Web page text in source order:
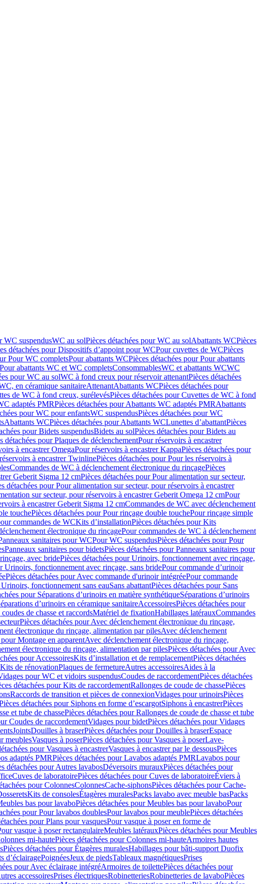
WC suspendusWC au solPièces détachées pour WC au solAbattants WCPièces
détachées pour Dispositifs d’appoint pour WCPour cuvettes de WCPièces
Pour WC completsPour abattants WCPièces détachées pour Pour abattants
Pour abattants WC et WC completsConsommablesWC et abattants WCWC
pour WC au solWC à fond creux pour réservoir attenantPièces détachées
en céramique sanitaireAttenantAbattants WCPièces détachées pour
de WC à fond creux, surélevésPièces détachées pour Cuvettes de WC à fond
adaptés PMRPièces détachées pour Abattants WC adaptés PMRAbattants
pour WC pour enfantsWC suspendusPièces détachées pour WC
Abattants WCPièces détachées pour Abattants WCLunettes d’abattantPièces
pour Bidets suspendusBidets au solPièces détachées pour Bidets au
détachées pour Plaques de déclenchementPour réservoirs à encastrer
à encastrer OmegaPour réservoirs à encastrer KappaPièces détachées pour
à encastrer TwinlinePièces détachées pour Pour les réservoirs à
Commandes de WC à déclenchement électronique du rinçagePièces
Geberit Sigma 12 cmPièces détachées pour Pour alimentation sur secteur,
détachées pour Pour alimentation sur secteur, pour réservoirs à encastrer
sur secteur, pour réservoirs à encastrer Geberit Omega 12 cmPour
à encastrer Geberit Sigma 12 cmCommandes de WC avec déclenchement
touchePièces détachées pour Pour rinçage double touchePour rinçage simple
commandes de WCKits d’installationPièces détachées pour Kits
électronique du rinçagePour commandes de WC à déclenchement
sanitaires pour WCPour WC suspendusPièces détachées pour Pour
Panneaux sanitaires pour bidetsPièces détachées pour Panneaux sanitaires pour
avec bridePièces détachées pour Urinoirs, fonctionnement avec rinçage,
Urinoirs, fonctionnement avec rinçage, sans bridePour commande d’urinoir
Pièces détachées pour Avec commande d'urinoir intégréePour commande
fonctionnement sans eauSans abattantPièces détachées pour Sans
pour Séparations d’urinoirs en matière synthétiqueSéparations d’urinoirs
d’urinoirs en céramique sanitaireAccessoiresPièces détachées pour
de chasse et raccordsMatériel de fixationHabillages latérauxCommandes
Pièces détachées pour Avec déclenchement électronique du rinçage,
électronique du rinçage, alimentation par pilesAvec déclenchement
pour Montage en apparentAvec déclenchement électronique du rinçage,
électronique du rinçage, alimentation par pilesPièces détachées pour Avec
pour AccessoiresKits d’installation et de remplacementPièces détachées
de rénovationPlaques de fermetureAutres accessoiresAides à la
pour WC et vidoirs suspendusCoudes de raccordementPièces détachées
détachées pour Kits de raccordementRallonges de coude de chassePièces
Raccords de transition et pièces de connexionVidages pour urinoirsPièces
détachées pour Siphons en forme d’escargotSiphons à encastrerPièces
et tube de chassePièces détachées pour Rallonges de coude de chasse et tube
Coudes de raccordementVidages pour bidetPièces détachées pour Vidages
JointsDouilles à braserPièces détachées pour Douilles à braserEspace
meublesVasques à poserPièces détachées pour Vasques à poserLave-
pour Vasques à encastrerVasques à encastrer par le dessousPièces
adaptés PMRPièces détachées pour Lavabos adaptés PMRLavabos pour
détachées pour Autres lavabosDéversoirs murauxPièces détachées pour
Cuves de laboratoirePièces détachées pour Cuves de laboratoireÉviers à
pour ColonnesColonnesCache-siphonsPièces détachées pour Cache-
Kits de consolesÉtagères muralesPacks lavabo avec meuble basPacks
bas pour lavaboPièces détachées pour Meubles bas pour lavaboPour
pour Pour lavabos doublesPour lavabos pour meublePièces détachées
pour Plans pour vasquesPour vasque à poser en forme de
vasque à poser rectangulaireMeubles latérauxPièces détachées pour Meubles
mi-hautePièces détachées pour Colonnes mi-hauteArmoires hautes
Pièces détachées pour Étagères muralesHabillages pour bâti-support Duofix
d’éclairagePoignéesJeux de piedsTableaux magnétiquesPrises
pour Avec éclairage intégréArmoires de toilettePièces détachées pour
accessoiresPrises électriquesRobinetteriesRobinetteries de lavaboPièces